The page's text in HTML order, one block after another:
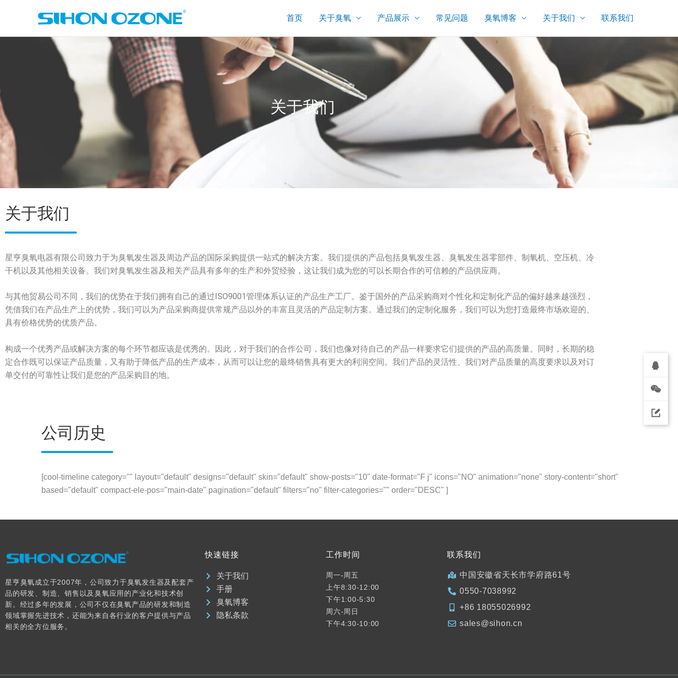
首页 关于臭氧 产品展示 常见问题 臭氧博客 关于我们 联系我们
关于我们
关于我们
星亨臭氧电器有限公司致力于为臭氧发生器及周边产品的国际采购提供一站式的解决方案。我们提供的产品包括臭氧发生器、臭氧发生器零部件、制氧机、空压机、冷
干机以及其他相关设备。我们对臭氧发生器及相关产品具有多年的生产和外贸经验，这让我们成为您的可以长期合作的可信赖的产品供应商。
与其他贸易公司不同，我们的优势在于我们拥有自己的通过ISO9001管理体系认证的产品生产工厂。鉴于国外的产品采购商对个性化和定制化产品的偏好越来越强烈，
凭借我们在产品生产上的优势，我们可以为产品采购商提供常规产品以外的丰富且灵活的产品定制方案。通过我们的定制化服务，我们可以为您打造最终市场欢迎的、
具有价格优势的优质产品。
构成一个优秀产品或解决方案的每个环节都应该是优秀的。因此，对于我们的合作公司，我们也像对待自己的产品一样要求它们提供的产品的高质量。同时，长期的稳
定合作既可以保证产品质量，又有助于降低产品的生产成本，从而可以让您的最终销售具有更大的利润空间。我们产品的灵活性、我们对产品质量的高度要求以及对订
单交付的可靠性让我们是您的产品采购目的地。
公司历史
[cool-timeline category="" layout="default" designs="default" skin="default" show-posts="10" date-format="F j" icons="NO" animation="none" story-content="short"
based="default" compact-ele-pos="main-date" pagination="default" filters="no" filter-categories="" order="DESC" ]
星亨臭氧成立于2007年，公司致力于臭氧发生器及配套产
品的研发、制造、销售以及臭氧应用的产业化和技术创
新。经过多年的发展，公司不仅在臭氧产品的研发和制造
领域掌握先进技术，还能为来自各行业的客户提供与产品
相关的全方位服务。
快速链接
关于我们
手册
臭氧博客
隐私条款
工作时间
周一-周五
上午8:30-12:00
下午1:00-5:30
周六-周日
下午4:30-10:00
联系我们
中国安徽省天长市学府路61号
0550-7038992
+86 18055026992
sales@sihon.cn